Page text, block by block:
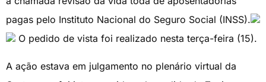
pagas pelo Instituto Nacional do Seguro Social (INSS).
O pedido de vista foi realizado nesta terça-feira (15).
A ação estava em julgamento no plenário virtual da